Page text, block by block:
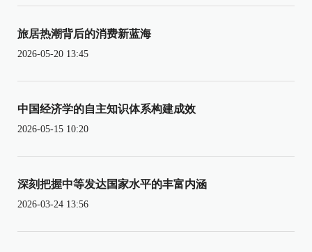
旅居热潮背后的消费新蓝海
2026-05-20 13:45
中国经济学的自主知识体系构建成效
2026-05-15 10:20
深刻把握中等发达国家水平的丰富内涵
2026-03-24 13:56